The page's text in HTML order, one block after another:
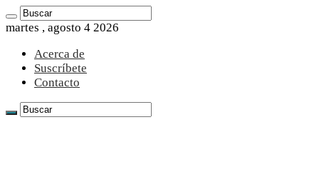
martes , agosto 4 2026
Acerca de
Suscríbete
Contacto